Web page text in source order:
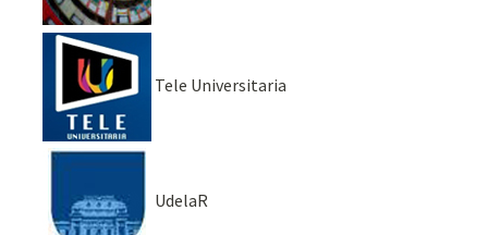
Tele Universitaria
UdelaR